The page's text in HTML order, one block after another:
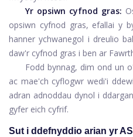
Yr opsiwn cyfnod gras:
opsiwn cyfnod gras, efallai y
hanner ychwanegol i dreulio
daw'r cyfnod gras i ben ar
Fodd bynnag, dim ond un
ac mae'ch cyflogwr wedi'i
adran adnoddau dynol i
gyfer eich cyfrif.
Sut i ddefnyddio arian yr